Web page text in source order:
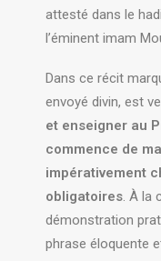
attesté dans le
l’éminent imam
Dans ce récit
envoyé divin, est
et enseigner au
commence de
impérativement
obligatoires. À la
démonstration
phrase éloquente